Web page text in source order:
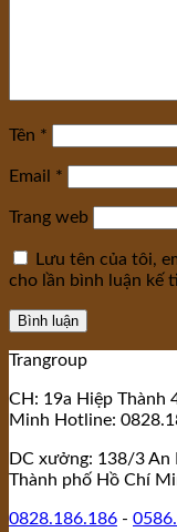
Tên *
Email *
Trang web
Lưu tên của tôi,
cho lần bình luận kế
Trangroup
CH: 19a Hiệp Thành
Minh Hotline:
DC xưởng: 138/3 An
Thành phố Hồ Chí
0828.186.186 -